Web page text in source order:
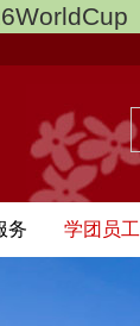
务 学团员工